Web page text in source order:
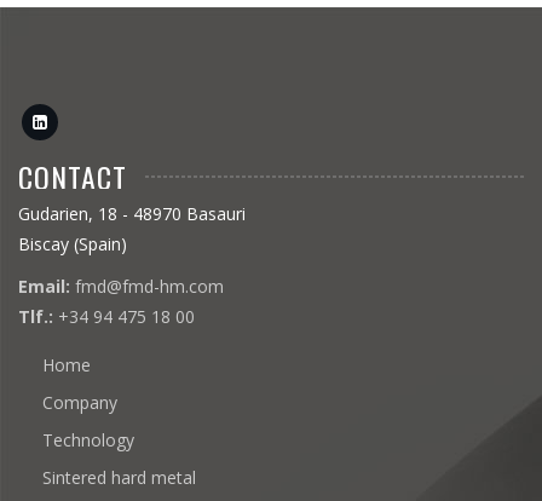
CONTACT
Gudarien, 18 - 48970 Basauri
Biscay (Spain)
Email: fmd@fmd-hm.com
Tlf.: +34 94 475 18 00
Home
Company
Technology
Sintered hard metal